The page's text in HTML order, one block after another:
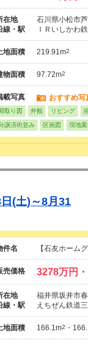
在地
石川県小松市
線・駅
ＩＲいしかわ
地面積 219.91m2
物面積 97.72m2
載写真 おすすめ写
取り図 外観 リビング
譲済街並み 区画図 現地
(土)～8月31
件名 【石友ホー
売価格 3278万円
在地
福井県坂井市
線・駅
えちぜん鉄道
地面積 166.1m2 ・